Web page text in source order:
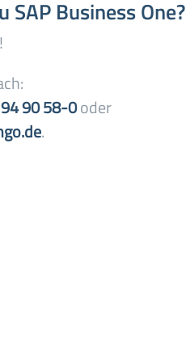
SAP Business One?
90 58-0oder
.